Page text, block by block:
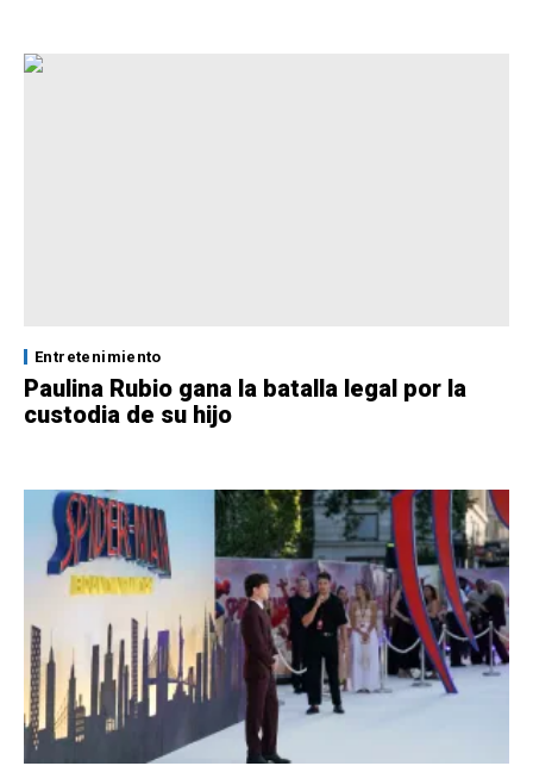
Entretenimiento
Paulina Rubio gana la batalla legal por la
custodia de su hijo